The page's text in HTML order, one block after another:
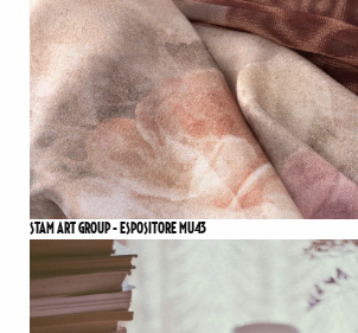
STAM ART GROUP - ESPOSITORE MU43